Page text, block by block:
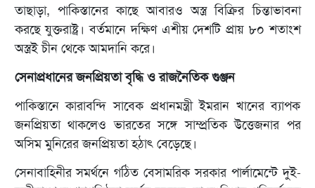
তাছাড়া, পাকিস্তানের কাছে আবারও অস্ত্র বিক্রির চিন্তাভাবনা
করছে যুক্তরাষ্ট্র। বর্তমানে দক্ষিণ এশীয় দেশটি প্রায় ৮০ শতাংশ
অস্ত্রই চীন থেকে আমদানি করে।
সেনাপ্রধানের জনপ্রিয়তা বৃদ্ধি ও রাজনৈতিক গুঞ্জন
পাকিস্তানে কারাবন্দি সাবেক প্রধানমন্ত্রী ইমরান খানের ব্যাপক
জনপ্রিয়তা থাকলেও ভারতের সঙ্গে সাম্প্রতিক উত্তেজনার পর
অসিম মুনিরের জনপ্রিয়তা হঠাৎ বেড়েছে।
সেনাবাহিনীর সমর্থনে গঠিত বেসামরিক সরকার পার্লামেন্টে দুই-